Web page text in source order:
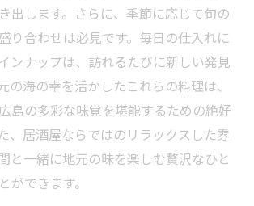
出します。さらに、季節に応じて旬の
り合わせは必見です。毎日の仕入れに
ンナップは、訪れるたびに新しい発見
の海の幸を活かしたこれらの料理は、
島の多彩な味覚を堪能するための絶好
、居酒屋ならではのリラックスした雰
と一緒に地元の味を楽しむ贅沢なひと
ができます。